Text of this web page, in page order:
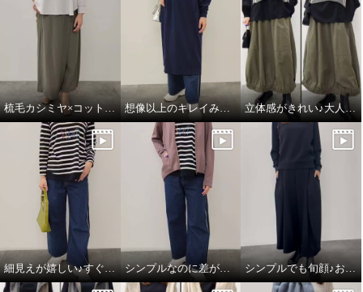
想像以上のキレイみえ♪大人のフーディワンピ 立体感がきれい♪大人のハンサムスカート
細見えが嬉しい♪すぐ使える楽ちんコーデ シンプルなのに差がつく♪綺麗みえコーデ シンプルでも旬顔♪おすすめワントーンコーデ